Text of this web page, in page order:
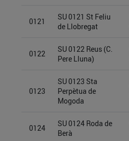
0121
SU 0121 St Feliu
de Llobregat
0122
SU 0122 Reus (C.
Pere Lluna)
0123
SU 0123 Sta
Perpètua de
Mogoda
0124
SU 0124 Roda de
Berà